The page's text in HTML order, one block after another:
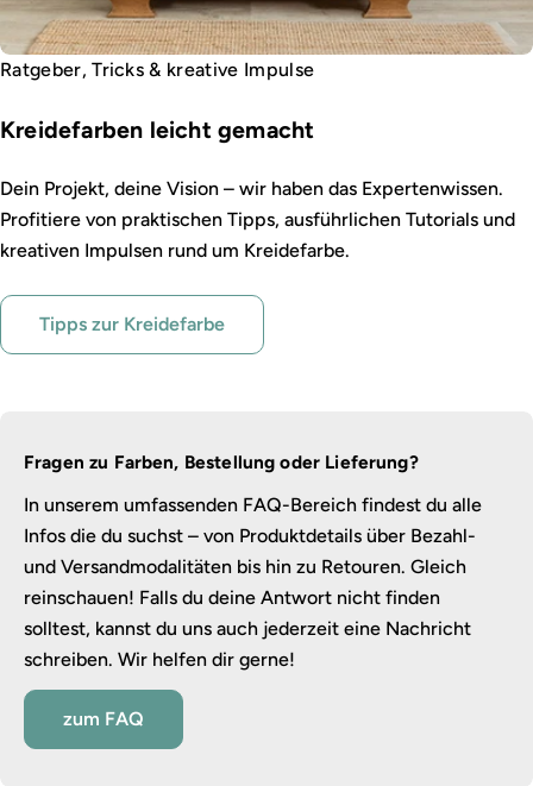
Ratgeber, Tricks & kreative Impulse
Kreidefarben leicht gemacht
Dein Projekt, deine Vision – wir haben das Expertenwissen.
Profitiere von praktischen Tipps, ausführlichen Tutorials und
kreativen Impulsen rund um Kreidefarbe.
Tipps zur Kreidefarbe
Fragen zu Farben, Bestellung oder Lieferung?
In unserem umfassenden FAQ-Bereich findest du alle
Infos die du suchst – von Produktdetails über Bezahl-
und Versandmodalitäten bis hin zu Retouren. Gleich
reinschauen! Falls du deine Antwort nicht finden
solltest, kannst du uns auch jederzeit eine Nachricht
schreiben. Wir helfen dir gerne!
zum FAQ